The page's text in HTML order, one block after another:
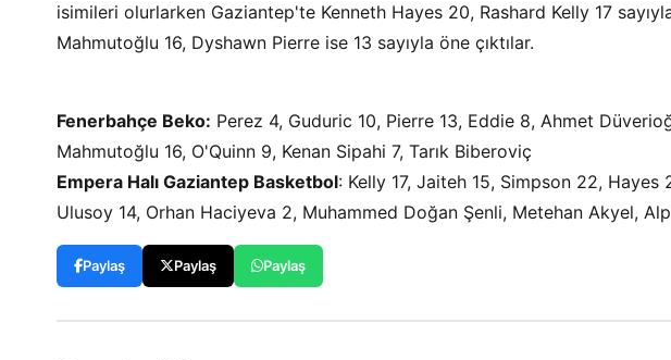
isimileri olurlarken Gaziantep'te Kenneth Hayes 20, Rashard Kelly 17
Mahmutoğlu 16, Dyshawn Pierre ise 13 sayıyla öne çıktılar.
Fenerbahçe Beko: Perez 4, Guduric 10, Pierre 13, Eddie 8, Ahmet
Mahmutoğlu 16, O'Quinn 9, Kenan Sipahi 7, Tarık Biberoviç
Empera Halı Gaziantep Basketbol: Kelly 17, Jaiteh 15, Simpson 22,
Ulusoy 14, Orhan Haciyeva 2, Muhammed Doğan Şenli, Metehan Akyel,
Paylaş Paylaş Paylaş